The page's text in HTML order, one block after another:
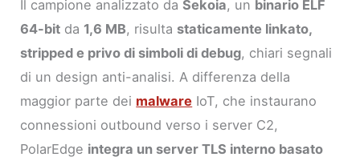
Il campione analizzato daSekoia, un binario ELF
64-bit da 1,6 MB, risulta staticamente linkato,
stripped e privo di simboli di debug, chiari segnali
di un design anti-analisi. A differenza della
maggior parte dei malware IoT, che instaurano
connessioni outbound verso i server C2,
PolarEdge integra un server TLS interno basato